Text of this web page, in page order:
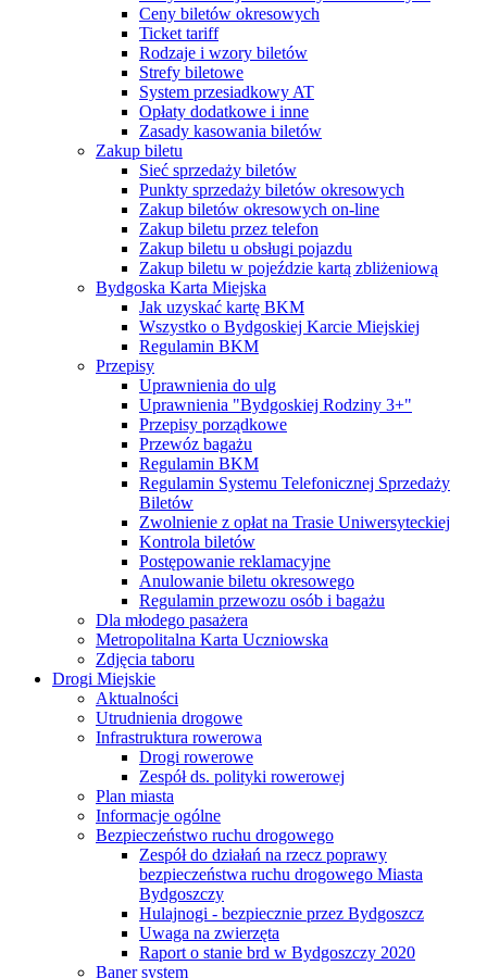
Ceny biletów okresowych
Ticket tariff
Rodzaje i wzory biletów
Strefy biletowe
System przesiadkowy AT
Opłaty dodatkowe i inne
Zasady kasowania biletów
Zakup biletu
Sieć sprzedaży biletów
Punkty sprzedaży biletów okresowych
Zakup biletów okresowych on-line
Zakup biletu przez telefon
Zakup biletu u obsługi pojazdu
Zakup biletu w pojeździe kartą zbliżeniową
Bydgoska Karta Miejska
Jak uzyskać kartę BKM
Wszystko o Bydgoskiej Karcie Miejskiej
Regulamin BKM
Przepisy
Uprawnienia do ulg
Uprawnienia "Bydgoskiej Rodziny 3+"
Przepisy porządkowe
Przewóz bagażu
Regulamin BKM
Regulamin Systemu Telefonicznej Sprzedaży
Biletów
Zwolnienie z opłat na Trasie Uniwersyteckiej
Kontrola biletów
Postępowanie reklamacyjne
Anulowanie biletu okresowego
Regulamin przewozu osób i bagażu
Dla młodego pasażera
Metropolitalna Karta Uczniowska
Zdjęcia taboru
Drogi Miejskie
Aktualności
Utrudnienia drogowe
Infrastruktura rowerowa
Drogi rowerowe
Zespół ds. polityki rowerowej
Plan miasta
Informacje ogólne
Bezpieczeństwo ruchu drogowego
Zespół do działań na rzecz poprawy
bezpieczeństwa ruchu drogowego Miasta
Bydgoszczy
Hulajnogi - bezpiecznie przez Bydgoszcz
Uwaga na zwierzęta
Raport o stanie brd w Bydgoszczy 2020
Baner system